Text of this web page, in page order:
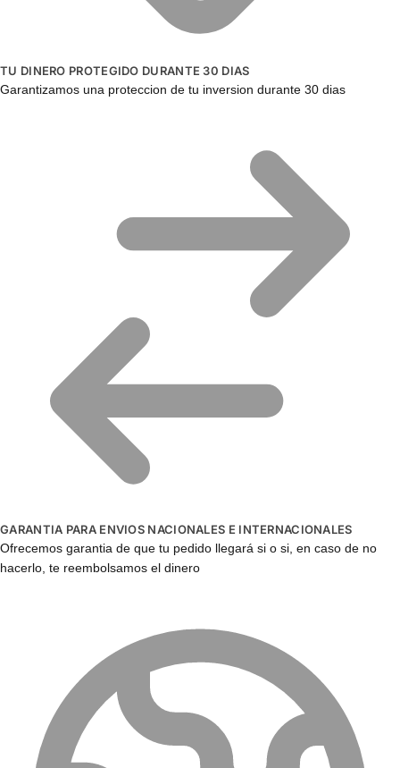
TU DINERO PROTEGIDO DURANTE 30 DIAS
Garantizamos una proteccion de tu inversion durante 30 dias
GARANTIA PARA ENVIOS NACIONALES E INTERNACIONALES
Ofrecemos garantia de que tu pedido llegará si o si, en caso de no
hacerlo, te reembolsamos el dinero